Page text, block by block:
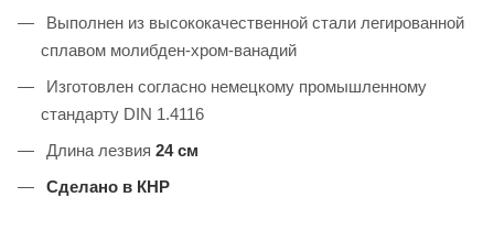
Выполнен из высококачественной стали легированной
сплавом молибден-хром-ванадий
Изготовлен согласно немецкому промышленному
стандарту DIN 1.4116
Длина лезвия 24 см
Сделано в КНР